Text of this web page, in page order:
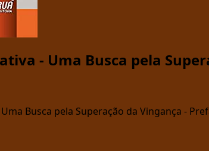
- Uma Busca pela
Busca pela Superação da Vingança -